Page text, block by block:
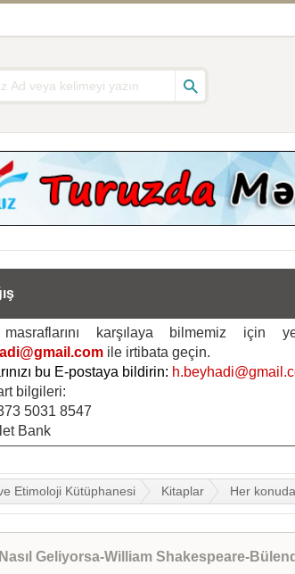
karşılaya bilmemiz için
ile irtibata geçin.
bu E-postaya bildirin:
bilgileri:
5031 8547
Bank
Etimoloji Kütüphanesi Kitaplar Her
Geliyorsa-William Shakespeare-